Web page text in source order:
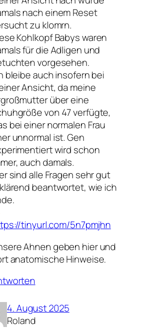
nach einem Reset
zu klomrn.
Kohlkopf Babys waren
für die Adligen und
vorgesehen.
bleibe auch insofern bei
Ansicht, da meine
über eine
von 47 verfügte,
bei einer normalen Frau
unnormal ist. Gen
wird schon
auch damals.
sind alle Fragen sehr gut
beantwortet, wie ich
tinyurl.com/5n7pmjhn
Ahnen geben hier und
anatomische Hinweise.
4. August 2025
Roland